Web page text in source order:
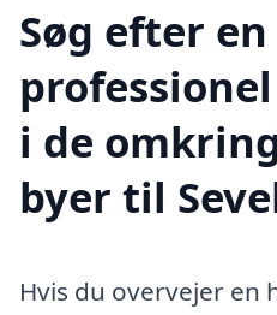
Søg efter en
i de
byer til
Hvis du overvejer en